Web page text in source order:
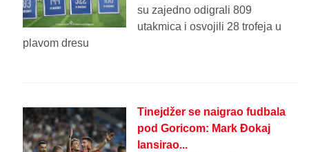
su zajedno odigrali 809
utakmica i osvojili 28 trofeja u
plavom dresu
Tinejdžer se naigrao fudbala
pod Goricom: Mark Đokaj
lansirao...